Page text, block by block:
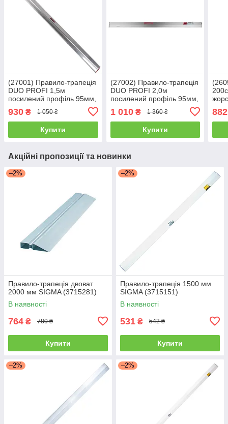
(27001) Правило-трапеція
DUO PROFI 1,5м
посилений профіль 95мм,
930 ₴ 1 050 ₴
Купити
(27002) Правило-трапеція
DUO PROFI 2,0м
посилений профіль 95мм,
1 010₴ 1 360 ₴
Купити
882
Акційні пропозиції та новинки
–2%
Правило-трапеція двоват
2000 мм SIGMA (3715281)
В наявності
764 ₴ 780 ₴
Купити
–2%
Правило-трапеція 1500 мм
SIGMA (3715151)
В наявності
531 ₴ 542 ₴
Купити
–2% –2%